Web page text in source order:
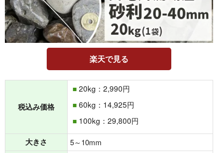
楽天で見る
税込み価格
20kg：2,990円
60kg：14,925円
100kg：29,800円
大きさ
5～10mm